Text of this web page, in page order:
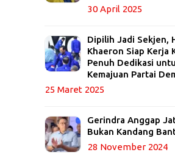
30 April 2025
Dipilih Jadi Sekjen,
Khaeron Siap Kerja
Penuh Dedikasi
Kemajuan Partai
25 Maret 2025
Gerindra Anggap
Bukan Kandang
28 November 2024